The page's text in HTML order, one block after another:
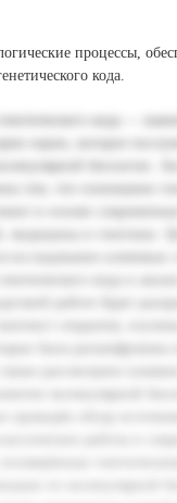
процессы,
кода.